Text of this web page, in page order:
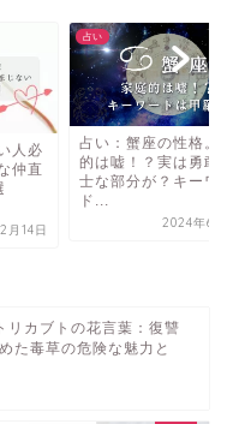
人必
仲直
月14日
占い
占い：蟹座の性格。
的は嘘！？実は勇敢
士な部分が？キーワ
ド...
2024年6
リカブトの花言葉：復讐
た毒草の危険な魅力と